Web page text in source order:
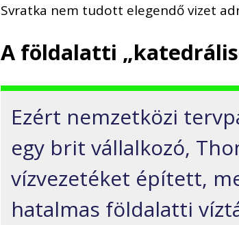
Svratka nem tudott elegendő vizet
A földalatti
Ezért nemzetközi
egy brit vállalkozó,
vízvezetéket épített,
hatalmas földalatti